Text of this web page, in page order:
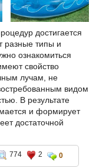
достигается
разные типы и
ознакомиться
свойство
лучам, не
видом
В результате
и формирует
достаточной
774 2 0